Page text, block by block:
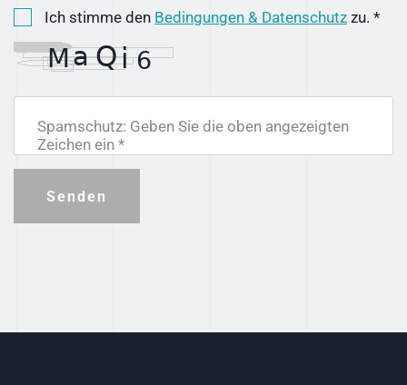
Ich stimme den Bedingungen & Datenschutz zu. *
Spamschutz: Geben Sie die oben angezeigten
Zeichen ein *
Senden